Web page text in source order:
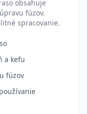
obsahuje
fúzov.
spracovanie.
a kefu
fúzov